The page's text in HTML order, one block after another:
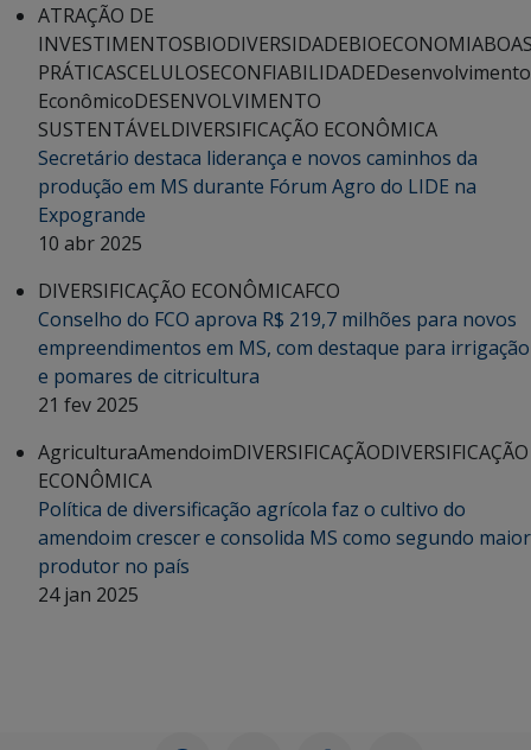
ATRAÇÃO DE
INVESTIMENTOSBIODIVERSIDADEBIOECONOMIA
PRÁTICASCELULOSECONFIABILIDADEDesenvolvimento
EconômicoDESENVOLVIMENTO
SUSTENTÁVELDIVERSIFICAÇÃO ECONÔMICA
Secretário destaca liderança e novos caminhos da
produção em MS durante Fórum Agro do LIDE na
Expogrande
10 abr 2025
DIVERSIFICAÇÃO ECONÔMICAFCO
Conselho do FCO aprova R$ 219,7 milhões para novos
empreendimentos em MS, com destaque para irrigação
e pomares de citricultura
21 fev 2025
AgriculturaAmendoimDIVERSIFICAÇÃODIVERSIFICAÇÃO
ECONÔMICA
Política de diversificação agrícola faz o cultivo do
amendoim crescer e consolida MS como segundo maior
produtor no país
24 jan 2025